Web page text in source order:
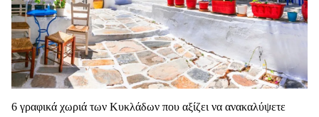
6 γραφικά χωριά των Κυκλάδων που αξίζει να ανακαλύψετε